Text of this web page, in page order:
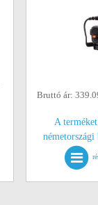
Bruttó ár:
A